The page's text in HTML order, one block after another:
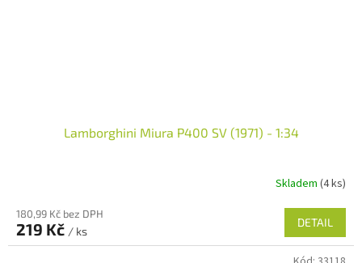
Lamborghini Miura P400 SV (1971) - 1:34
Skladem (4 ks)
180,99 Kč bez DPH
219 Kč / ks
DETAIL